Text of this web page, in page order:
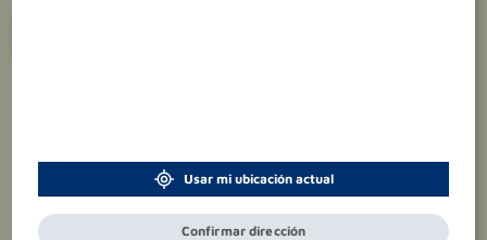
Usar mi ubicación actual
Confirmar dirección